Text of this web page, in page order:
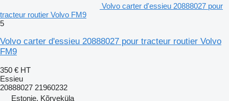
Volvo carter d'essieu 20888027 pour
tracteur routier Volvo FM9
5
Volvo carter d'essieu 20888027 pour tracteur routier Volvo
FM9
350 € HT
Essieu
20888027 21960232
Estonie, Kõrveküla